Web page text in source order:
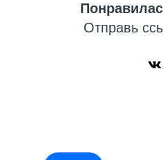
Отправь